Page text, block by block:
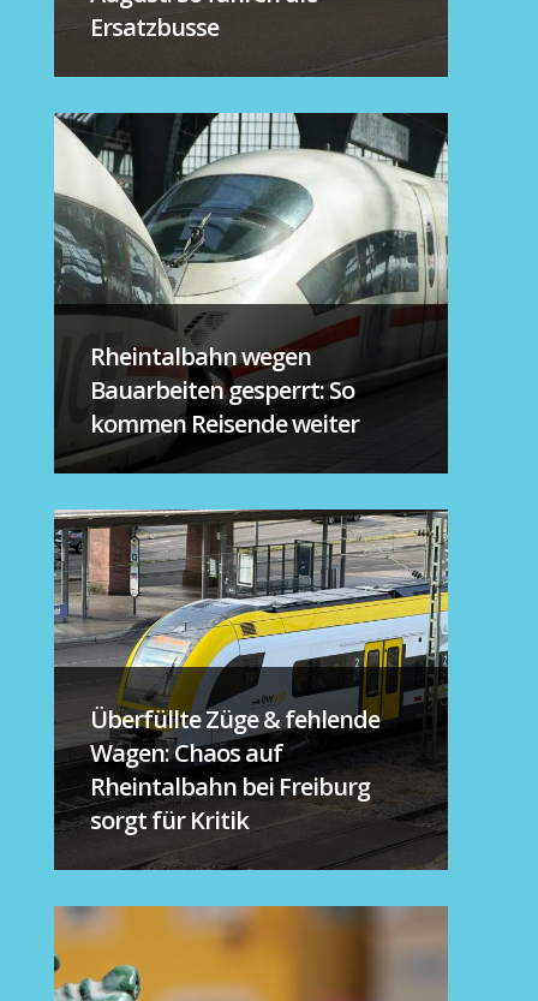
Ersatzbusse
Rheintalbahn wegen
Bauarbeiten gesperrt: So
kommen Reisende weiter
Überfüllte Züge & fehlende
Wagen: Chaos auf
Rheintalbahn bei Freiburg
sorgt für Kritik